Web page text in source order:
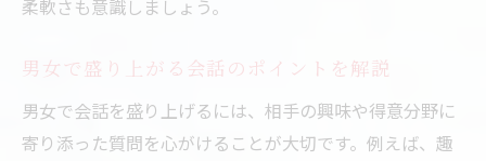
柔軟さも意識しましょう。
男女で盛り上がる会話のポイントを解説
男女で会話を盛り上げるには、相手の興味や得意分野に
寄り添った質問を心がけることが大切です。例えば、趣